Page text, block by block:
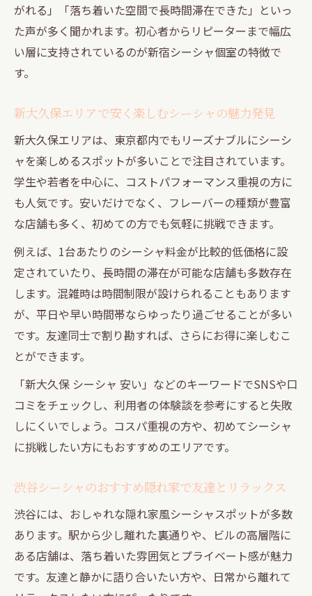
友達とシーシャ個室を利用するメリットを
解説
初心者でも安心なシーシャの楽しみ方指南
せるコツ
シーシャの選び方と友人との過ごし方を丁
寧に解説
初心者でも安心なシーシャカフェ利用ポイ
東京都のシーシャラウンジで初体験を満喫
する方法
渋谷シーシャの最新トレンドと隠れ家の魅
力解説
情報
東京シーシャおすすめポイントと実際の楽
しみ方
を紹介
シーシャラウンジの人気の理由と選び方を
解説
がれる」「落ち着いた空間で長時間滞在できた」といっ
た声が多く聞かれます。初心者からリピーターまで幅広
い層に支持されているのが新宿シーシャ個室の特徴で
す。
新大久保エリアで安く楽しむシーシャの魅力発見
新大久保エリアは、東京都内でもリーズナブルにシーシ
ャを楽しめるスポットが多いことで注目されています。
学生や若者を中心に、コストパフォーマンス重視の方に
も人気です。安いだけでなく、フレーバーの種類が豊富
な店舗も多く、初めての方でも気軽に挑戦できます。
例えば、1台あたりのシーシャ料金が比較的低価格に設
定されていたり、長時間の滞在が可能な店舗も多数存在
します。混雑時は時間制限が設けられることもあります
が、平日や早い時間帯ならゆったり過ごせることが多い
です。友達同士で割り勘すれば、さらにお得に楽しむこ
とができます。
「新大久保 シーシャ 安い」などのキーワードでSNSや口
コミをチェックし、利用者の体験談を参考にすると失敗
しにくいでしょう。コスパ重視の方や、初めてシーシャ
に挑戦したい方にもおすすめのエリアです。
渋谷シーシャのおすすめ隠れ家で友達とリラックス
渋谷には、おしゃれな隠れ家風シーシャスポットが多数
あります。駅から少し離れた裏通りや、ビルの高層階に
ある店舗は、落ち着いた雰囲気とプライベート感が魅力
です。友達と静かに語り合いたい方や、日常から離れて